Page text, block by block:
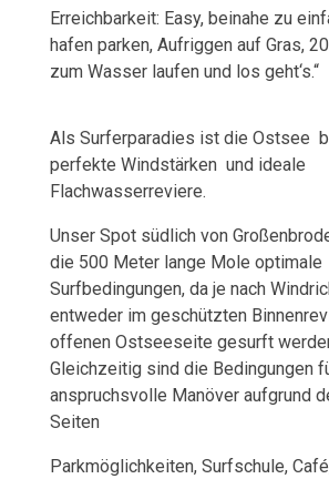
Erreichbarkeit: Easy, beinahe zu
hafen parken, Aufriggen auf Gras,
zum Wasser laufen und los geht‘s.“
Als Surferparadies ist die Ostsee
perfekte Windstärken und ideale
Flachwasserreviere.
Unser Spot südlich von
die 500 Meter lange Mole optimale
Surfbedingungen, da je nach
entweder im geschützten
offenen Ostseeseite gesurft
Gleichzeitig sind die Bedingungen
anspruchsvolle Manöver aufgrund
Seiten
Parkmöglichkeiten, Surfschule,